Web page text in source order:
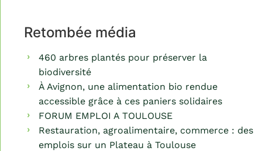
Retombée média
460 arbres plantés pour préserver la
biodiversité
À Avignon, une alimentation bio rendue
accessible grâce à ces paniers solidaires
FORUM EMPLOI A TOULOUSE
Restauration, agroalimentaire, commerce : des
emplois sur un Plateau à Toulouse